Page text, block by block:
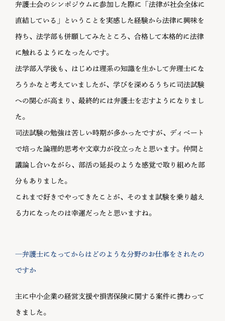
弁護士会のシンポジウムに参加した際に「法律が社会全体に
直結している」ということを実感した経験から法律に興味を
持ち、法学部も併願してみたところ、合格して本格的に法律
に触れるようになったんです。
法学部入学後も、はじめは理系の知識を生かして弁理士にな
ろうかなと考えていましたが、学びを深めるうちに司法試験
への関心が高まり、最終的には弁護士を志すようになりまし
た。
司法試験の勉強は苦しい時期が多かったですが、ディベート
で培った論理的思考や文章力が役立ったと思います。仲間と
議論し合いながら、部活の延長のような感覚で取り組めた部
分もありました。
これまで好きでやってきたことが、そのまま試験を乗り越え
る力になったのは幸運だったと思いますね。
―弁護士になってからはどのような分野のお仕事をされたの
ですか
主に中小企業の経営支援や損害保険に関する案件に携わって
きました。